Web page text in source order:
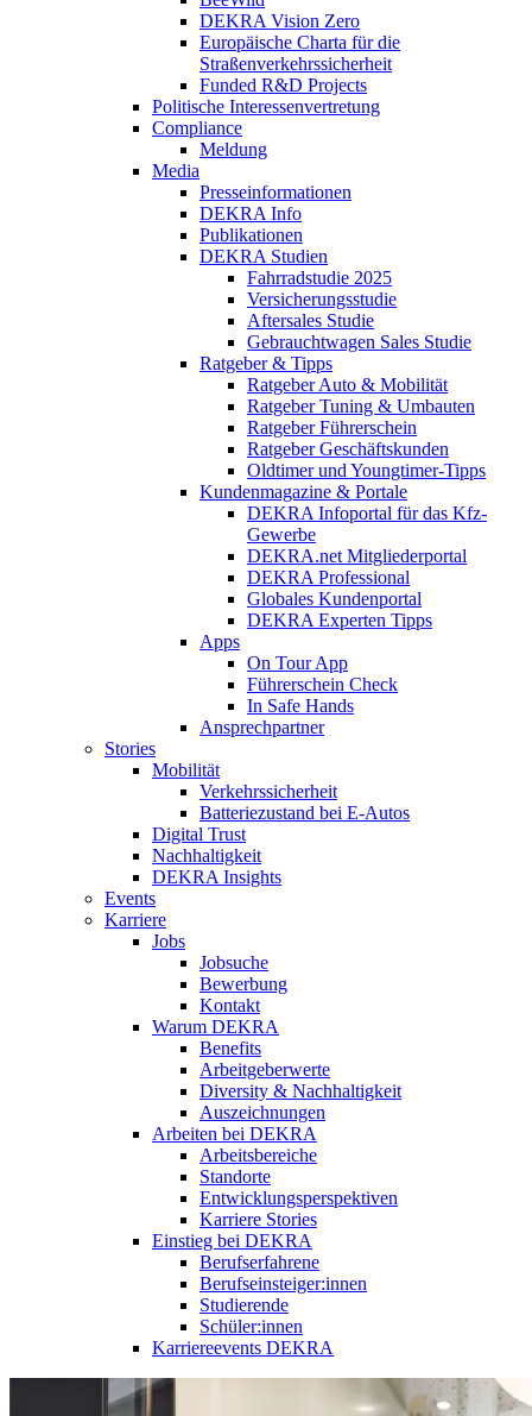
DEKRA Vision Zero
Europäische Charta für die
Straßenverkehrssicherheit
Funded R&D Projects
Politische Interessenvertretung
Compliance
Meldung
Media
Presseinformationen
DEKRA Info
Publikationen
DEKRA Studien
Fahrradstudie 2025
Versicherungsstudie
Aftersales Studie
Gebrauchtwagen Sales Studie
Ratgeber & Tipps
Ratgeber Auto & Mobilität
Ratgeber Tuning & Umbauten
Ratgeber Führerschein
Ratgeber Geschäftskunden
Oldtimer und Youngtimer-Tipps
Kundenmagazine & Portale
DEKRA Infoportal für das Kfz-
Gewerbe
DEKRA.net Mitgliederportal
DEKRA Professional
Globales Kundenportal
DEKRA Experten Tipps
Apps
On Tour App
Führerschein Check
In Safe Hands
Ansprechpartner
Stories
Mobilität
Verkehrssicherheit
Batteriezustand bei E-Autos
Digital Trust
Nachhaltigkeit
DEKRA Insights
Events
Karriere
Jobs
Jobsuche
Bewerbung
Kontakt
Warum DEKRA
Benefits
Arbeitgeberwerte
Diversity & Nachhaltigkeit
Auszeichnungen
Arbeiten bei DEKRA
Arbeitsbereiche
Standorte
Entwicklungsperspektiven
Karriere Stories
Einstieg bei DEKRA
Berufserfahrene
Berufseinsteiger:innen
Studierende
Schüler:innen
Karriereevents DEKRA